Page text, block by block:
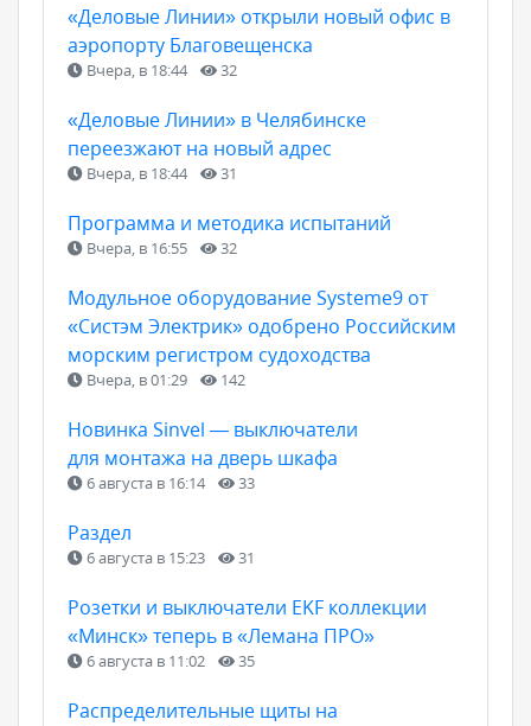
«Деловые Линии» открыли новый офис в
аэропорту Благовещенска
Вчера, в 18:44 32
«Деловые Линии» в Челябинске
переезжают на новый адрес
Вчера, в 18:44 31
Программа и методика испытаний
Вчера, в 16:55 32
Модульное оборудование Systeme9 от
«Систэм Электрик» одобрено Российским
морским регистром судоходства
Вчера, в 01:29 142
Новинка Sinvel — выключатели
для монтажа на дверь шкафа
6 августа в 16:14 33
Раздел
6 августа в 15:23 31
Розетки и выключатели EKF коллекции
«Минск» теперь в «Лемана ПРО»
6 августа в 11:02 35
Распределительные щиты на